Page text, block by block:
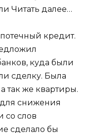
Читать далее…
кредит.
куда были
сделку. Была
так же квартиры.
снижения
со слов
сделало бы